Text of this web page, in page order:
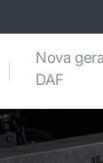
Nova
DAF